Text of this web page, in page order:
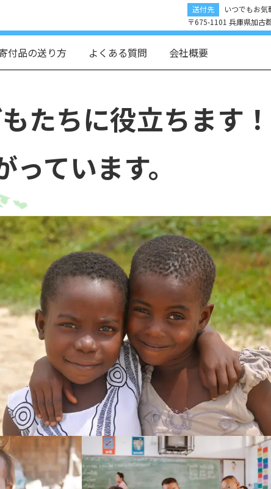
送付先
いつでもお気
〒675-1101 兵庫県加古
付品の送り方 よくある質問 会社概要
たちに役立ちます！
ています。